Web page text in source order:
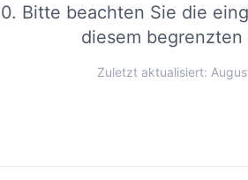
Bitte beachten Sie die
diesem begrenzten
Zuletzt aktualisiert: